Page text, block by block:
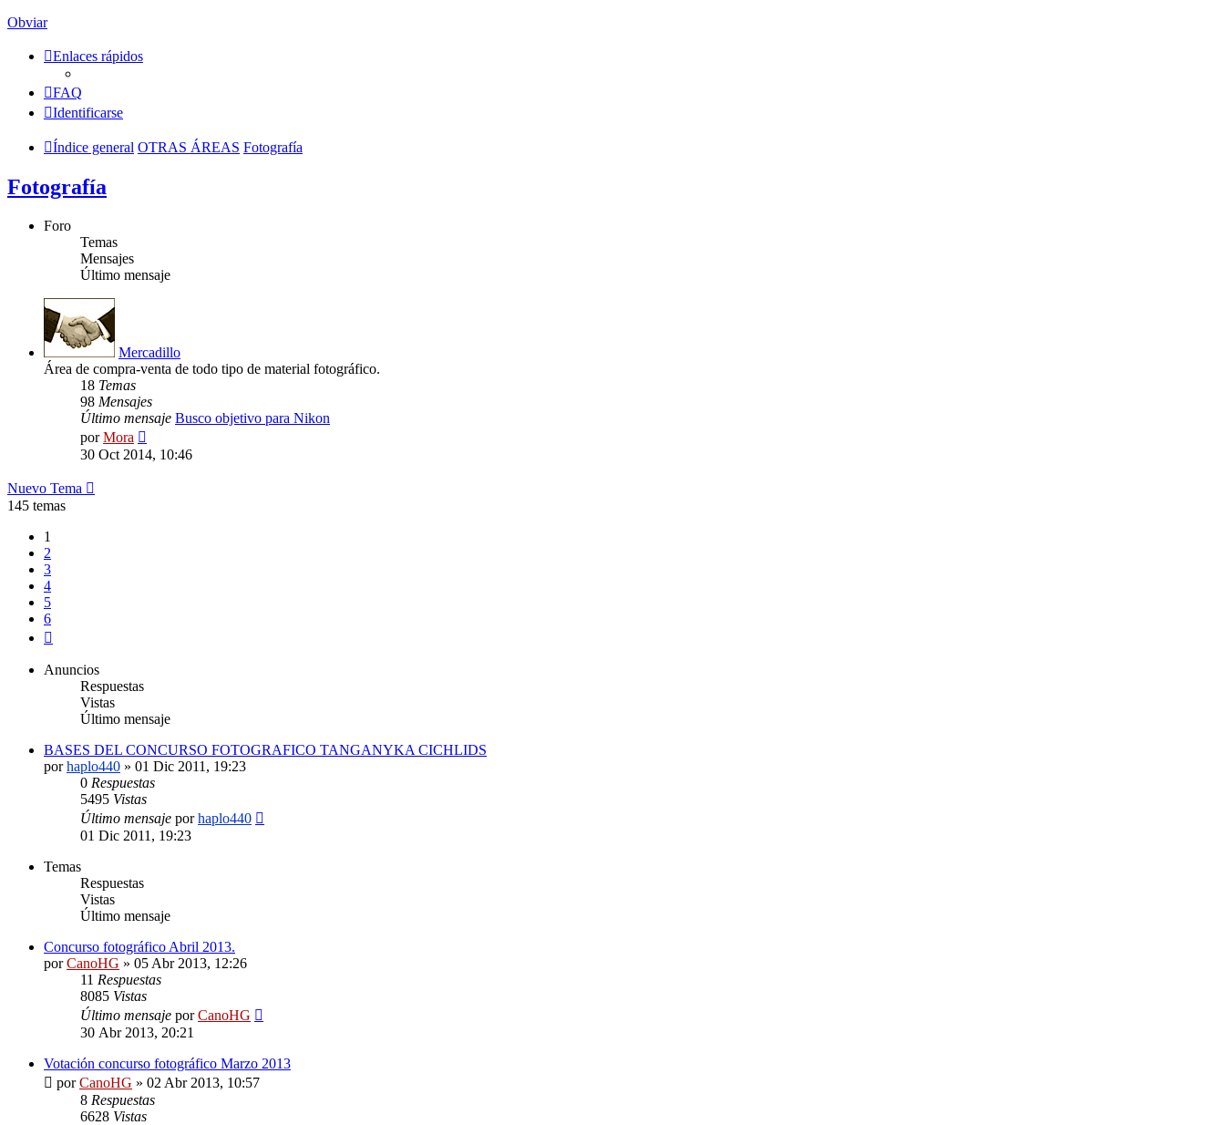
Obviar
Enlaces rápidos
FAQ
Identificarse
Índice general OTRAS ÁREAS Fotografía
Fotografía
Foro
Temas
Mensajes
Último mensaje
Mercadillo
Área de compra-venta de todo tipo de material fotográfico.
18 Temas
98 Mensajes
Último mensaje Busco objetivo para Nikon
porMora
último
mensaje
30 Oct 2014, 10:46
Nuevo Tema
145 temas
1
2
3
4
5
6
Anuncios
Respuestas
Vistas
Último mensaje
BASES DEL CONCURSO FOTOGRAFICO TANGANYKA CICHLIDS
porhaplo440 » 01 Dic 2011, 19:23
0 Respuestas
5495 Vistas
Último mensaje porhaplo440
01 Dic 2011, 19:23
Temas
Respuestas
Vistas
Último mensaje
Concurso fotográfico Abril 2013.
porCanoHG » 05 Abr 2013, 12:26
11 Respuestas
8085 Vistas
Último mensaje porCanoHG
30 Abr 2013, 20:21
Votación concurso fotográfico Marzo 2013
porCanoHG » 02 Abr 2013, 10:57
8 Respuestas
6628 Vistas